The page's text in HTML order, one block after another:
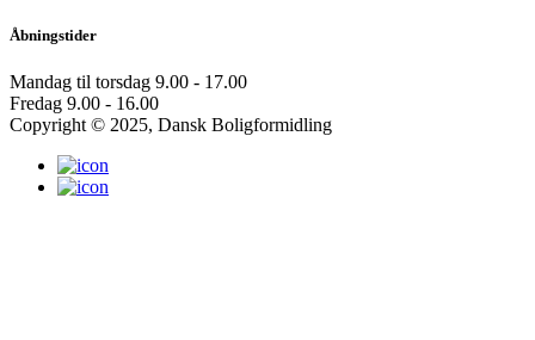
Åbningstider
Mandag til torsdag 9.00 - 17.00
Fredag 9.00 - 16.00
Copyright © 2025, Dansk Boligformidling